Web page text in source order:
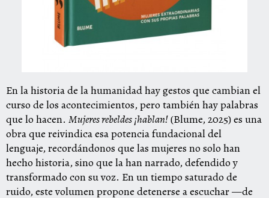
En la historia de la humanidad hay gestos que cambian el
curso de los acontecimientos, pero también hay palabras
que lo hacen. Mujeres rebeldes ¡hablan!(Blume, 2025) es una
obra que reivindica esa potencia fundacional del
lenguaje, recordándonos que las mujeres no solo han
hecho historia, sino que la han narrado, defendido y
transformado con su voz. En un tiempo saturado de
ruido, este volumen propone detenerse a escuchar —de